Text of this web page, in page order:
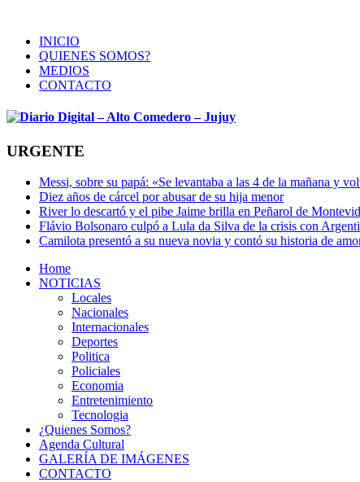
INICIO
QUIENES SOMOS?
MEDIOS
CONTACTO
URGENTE
Messi, sobre su papá: «Se levantaba a las 4 de la mañana y
Diez años de cárcel por abusar de su hija menor
River lo descartó y el pibe Jaime brilla en Peñarol de
Flávio Bolsonaro culpó a Lula da Silva de la crisis con
Camilota presentó a su nueva novia y contó su historia de
Home
NOTICIAS
Locales
Nacionales
Internacionales
Deportes
Politica
Policiales
Economia
Entretenimiento
Tecnologia
¿Quienes Somos?
Agenda Cultural
GALERÍA DE IMÁGENES
CONTACTO